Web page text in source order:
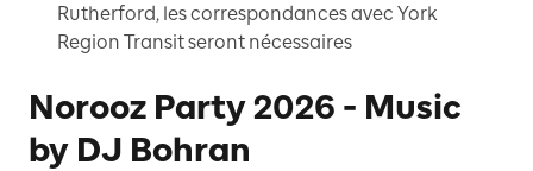
Rutherford, les correspondances avec York
Region Transit seront nécessaires
Norooz Party 2026 - Music
by DJ Bohran